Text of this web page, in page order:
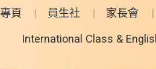
頁 員生社 家長會
International Class &